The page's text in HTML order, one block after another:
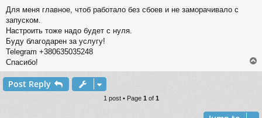
Для меня главное, чтоб работало без сбоев и не заморачивало с
запуском.
Настроить тоже надо будет с нуля.
Буду благодарен за услугу!
Telegram +380635035248
Спасибо!
o
Post Reply
1 post • Page 1of 1